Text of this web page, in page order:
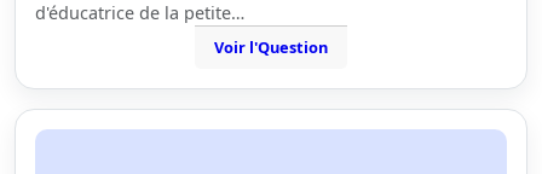
d'éducatrice de la petite…
Voir l'Question